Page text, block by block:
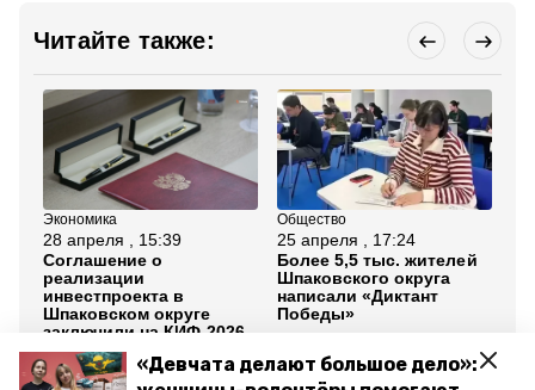
«Девчата делают большое дело»:
Читайте также:
Экономика
28 апреля , 15:39
Соглашение о
реализации
инвестпроекта в
Шпаковском округе
заключили на КИФ-2026
Общество
25 апреля , 17:24
Более 5,5 тыс. жителей
Шпаковского округа
написали «Диктант
Победы»
Все новости